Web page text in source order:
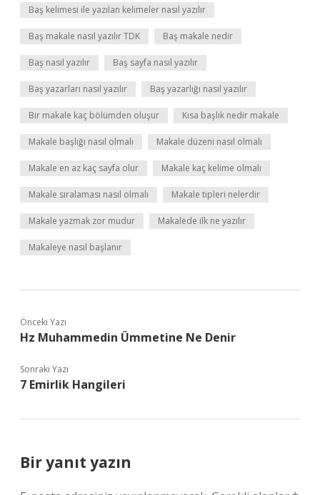
Baş kelimesi ile yazılan kelimeler nasıl yazılır
Baş makale nasıl yazılır TDK Baş makale nedir
Baş nasıl yazılır Baş sayfa nasıl yazılır
Baş yazarları nasıl yazılır Baş yazarlığı nasıl yazılır
Bir makale kaç bölümden oluşur Kısa başlık nedir makale
Makale başlığı nasıl olmalı Makale düzeni nasıl olmalı
Makale en az kaç sayfa olur Makale kaç kelime olmalı
Makale sıralaması nasıl olmalı Makale tipleri nelerdir
Makale yazmak zor mudur Makalede ilk ne yazılır
Makaleye nasıl başlanır
Önceki Yazı
Hz Muhammedin Ümmetine Ne Denir
Sonraki Yazı
7 Emirlik Hangileri
Bir yanıt yazın